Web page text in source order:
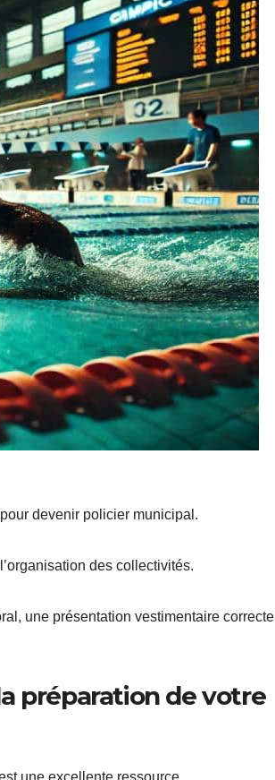
devenir policier municipal.
des collectivités.
une présentation vestimentaire correcte
préparation de votre
une excellente ressource